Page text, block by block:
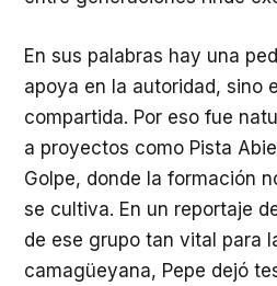
En sus palabras hay una
apoya en la autoridad, sino
compartida. Por eso fue
a proyectos como Pista
Golpe, donde la formación
se cultiva. En un reportaje
de ese grupo tan vital para
camagüeyana, Pepe dejó